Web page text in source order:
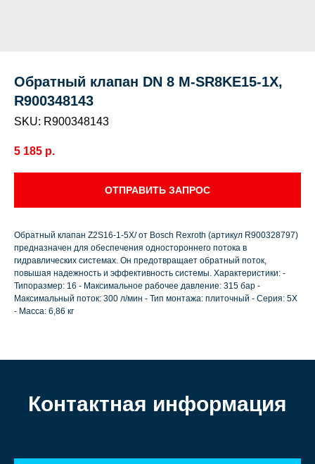
Обратный клапан DN 8 M-SR8KE15-1X,
R900348143
SKU: R900348143
5 185 р.
ОТПРАВИТЬ ЗАПРОС
Обратный клапан Z2S16-1-5X/ от Bosch Rexroth (артикул R900328797)
предназначен для обеспечения одностороннего потока в
гидравлических системах. Он предотвращает обратный поток,
повышая надежность и эффективность системы. Характеристики: -
Типоразмер: 16 - Максимальное рабочее давление: 315 бар -
Максимальный поток: 300 л/мин - Тип монтажа: плиточный - Серия: 5X
- Масса: 6,86 кг
Контактная информация